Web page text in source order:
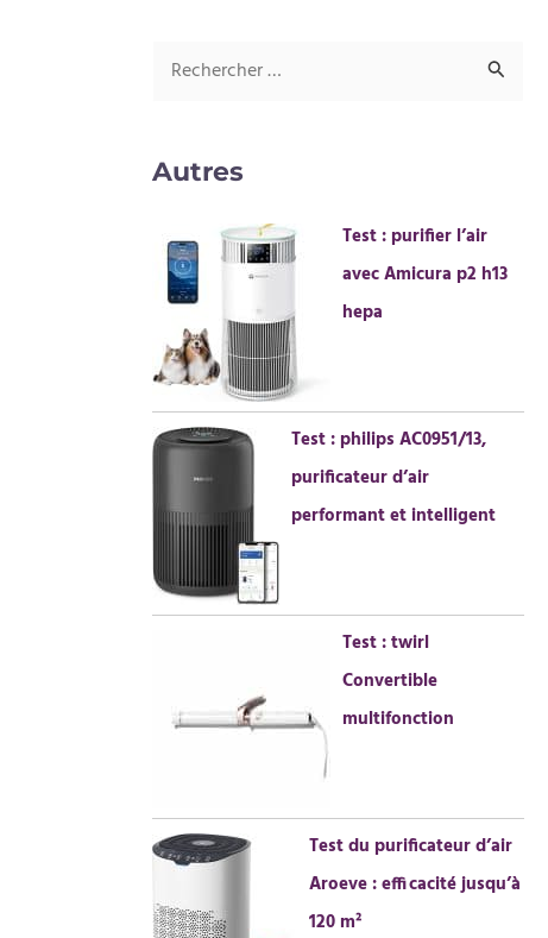
h
e
r
Autres
Test : purifier l’air
avec Amicura p2 h13
hepa
Test : philips AC0951/13,
purificateur d’air
performant et intelligent
Test : twirl
Convertible
multifonction
Test du purificateur d’air
Aroeve : efficacité jusqu’à
120 m²